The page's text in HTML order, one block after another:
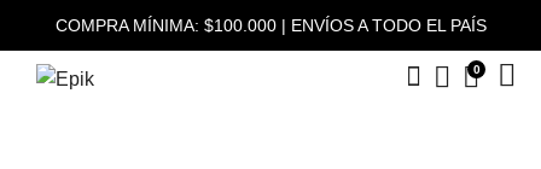
COMPRA MÍNIMA: $100.000 | ENVÍOS A TODO EL PAÍS
0